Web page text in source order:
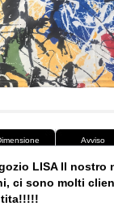
Avviso
LISA Il nostro
ci sono molti